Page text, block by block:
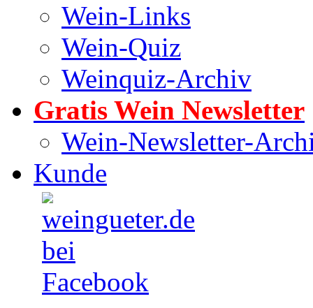
Wein-Links
Wein-Quiz
Weinquiz-Archiv
Gratis Wein Newsletter
Wein-Newsletter-
Kunde